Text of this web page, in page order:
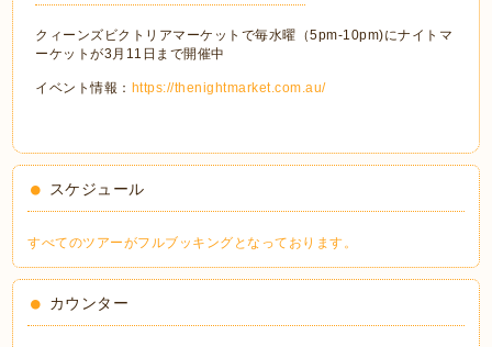
クィーンズビクトリアマーケットで毎水曜（5pm-10pm)にナイトマ
ーケットが3月11日まで開催中
イベント情報： https://thenightmarket.com.au/
スケジュール
すべてのツアーがフルブッキングとなっております。
カウンター